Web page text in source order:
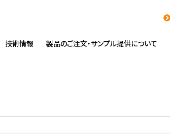
技術情報 製品のご注文・サンプル提供について